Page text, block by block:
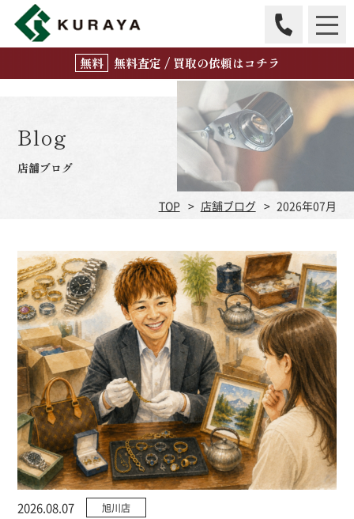
無料査定 / 買取の依頼はコチラ
Blog
店舗ブログ
TOP 店舗ブログ 2026年07月
2026.08.07 旭川店